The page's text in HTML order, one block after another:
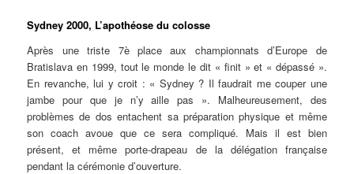
Sydney 2000, L’apothéose du colosse
Après une triste 7è place aux championnats d’Europe de
Bratislava en 1999, tout le monde le dit « finit » et « dépassé ».
En revanche, lui y croit : « Sydney ? Il faudrait me couper une
jambe pour que je n’y aille pas ». Malheureusement, des
problèmes de dos entachent sa préparation physique et même
son coach avoue que ce sera compliqué. Mais il est bien
présent, et même porte-drapeau de la délégation française
pendant la cérémonie d’ouverture.